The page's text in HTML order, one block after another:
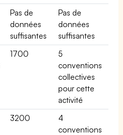
Pas de
données
suffisantes
Pas de
données
suffisantes
1700
5
conventions
collectives
pour cette
activité
3200
4
conventions